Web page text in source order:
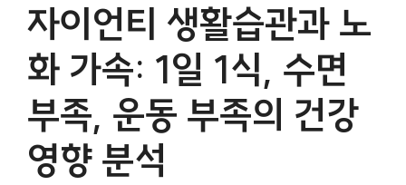
자이언티 생활습관과 노
화 가속: 1일 1식, 수면
부족, 운동 부족의 건강
영향 분석